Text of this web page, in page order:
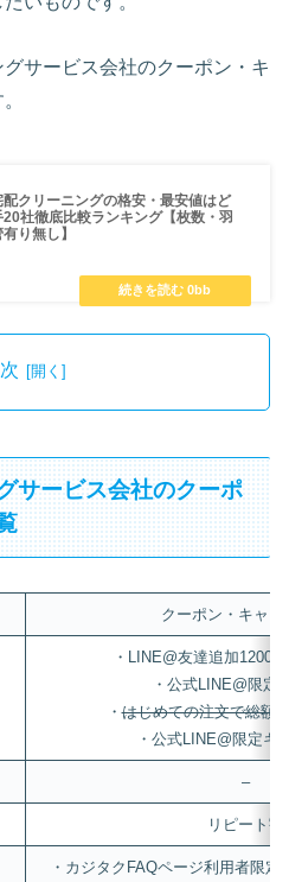
サービス会社のクーポン・キ
クリーニングの格安・最安値はど
20社徹底比較ランキング【枚数・羽
り無し】
サービス会社のクーポ
クーポン・キャン
・LINE@友達追加1200
・公式LINE@限定
・はじめての注文で総額
・公式LINE@限定キ
–
リピート割
・カジタクFAQページ利用者限